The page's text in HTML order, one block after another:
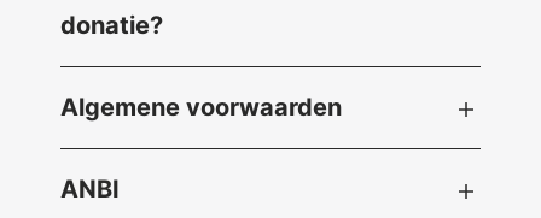
donatie?
Algemene voorwaarden
ANBI